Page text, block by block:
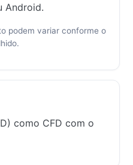
Android.
podem variar conforme o
como CFD com o